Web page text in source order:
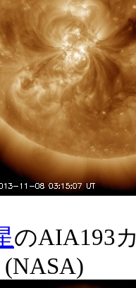
のAIA193
(NASA)